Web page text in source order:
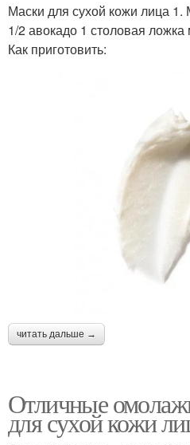
Маски для сухой кожи лица
1/2 авокадо 1 столовая
Как приготовить:
читать дальше →
Отличные
для сухой кожи